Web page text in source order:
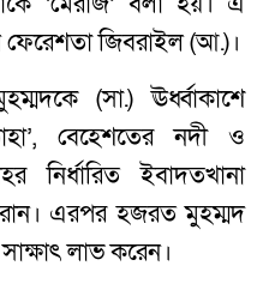
জিবরাইল (আ.)।
(সা.) ঊর্ধ্বাকাশে
বেহেশতের নদী ও
নির্ধারিত ইবাদতখানা
এরপর হজরত মুহম্মদ
লাভ করেন।